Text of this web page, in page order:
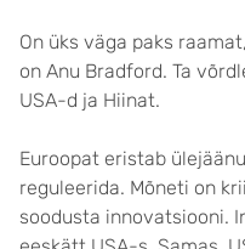
On üks väga paks
on Anu Bradford. Ta
USA-d ja Hiinat.
Euroopat eristab
reguleerida. Mõneti on
soodusta innovatsiooni.